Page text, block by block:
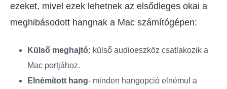
ezeket, mivel ezek lehetnek az elsődleges okai a
meghibásodott hangnak a Mac számítógépen:
Külső meghajtó: külső audioeszköz csatlakozik a
Mac portjához.
Elnémított hang- minden hangopció elnémul a